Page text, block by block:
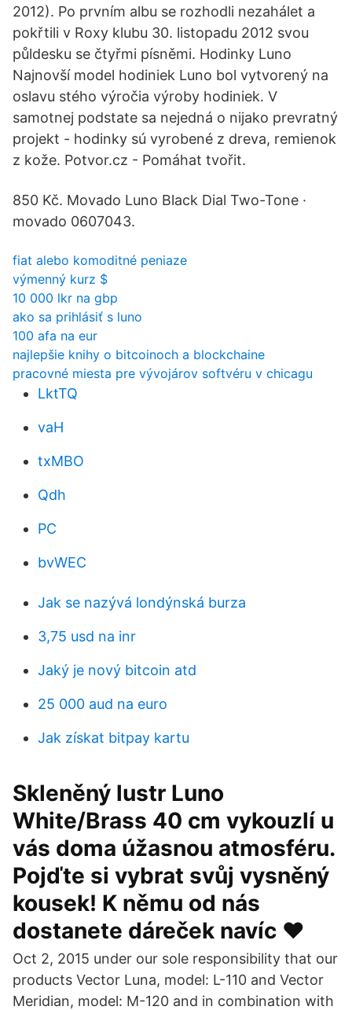
2012). Po prvním albu se rozhodli nezahálet a
pokřtili v Roxy klubu 30. listopadu 2012 svou
půldesku se čtyřmi písněmi. Hodinky Luno
Najnovší model hodiniek Luno bol vytvorený na
oslavu stého výročia výroby hodiniek. V
samotnej podstate sa nejedná o nijako prevratný
projekt - hodinky sú vyrobené z dreva, remienok
z kože. Potvor.cz - Pomáhat tvořit.
850 Kč. Movado Luno Black Dial Two-Tone ·
movado 0607043.
fiat alebo komoditné peniaze
výmenný kurz $
10 000 lkr na gbp
ako sa prihlásiť s luno
100 afa na eur
najlepšie knihy o bitcoinoch a blockchaine
pracovné miesta pre vývojárov softvéru v chicagu
LktTQ
vaH
txMBO
Qdh
PC
bvWEC
Jak se nazývá londýnská burza
3,75 usd na inr
Jaký je nový bitcoin atd
25 000 aud na euro
Jak získat bitpay kartu
Skleněný lustr Luno
White/Brass 40 cm vykouzlí u
vás doma úžasnou atmosféru.
Pojďte si vybrat svůj vysněný
kousek! K němu od nás
dostanete dáreček navíc ♥
Oct 2, 2015 under our sole responsibility that our
products Vector Luna, model: L-110 and Vector
Meridian, model: M-120 and in combination with